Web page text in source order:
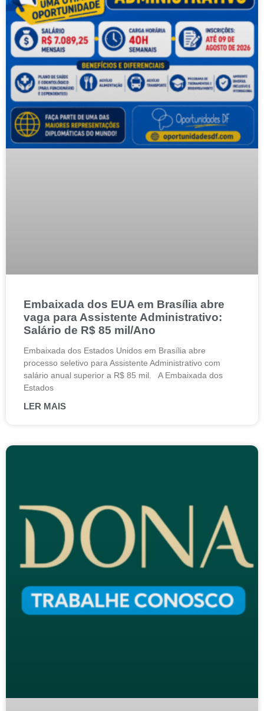
Embaixada dos EUA em Brasília abre
vaga para Assistente Administrativo:
Salário de R$ 85 mil/Ano
Embaixada dos Estados Unidos em Brasília abre
processo seletivo para Assistente Administrativo com
salário anual superior a R$ 85 mil. A Embaixada dos
Estados
LER MAIS